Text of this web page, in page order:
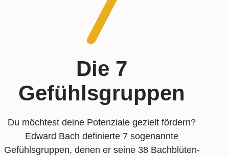
Die 7
Gefühlsgruppen
Du möchtest deine Potenziale gezielt fördern?
Edward Bach definierte 7 sogenannte
Gefühlsgruppen, denen er seine 38 Bachblüten-